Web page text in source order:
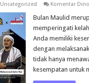
Uncategorized Komentar
Bulan Maulid
memperingati
Anda memiliki
dengan
tidak hanya
kesempatan untuk